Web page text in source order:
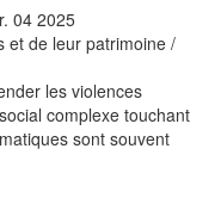
04 2025
et de leur patrimoine/
les violences
complexe touchant
sont souvent